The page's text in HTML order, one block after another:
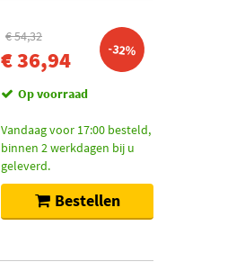
€ 54,32
€ 36,94 -32%
Op voorraad
Vandaag voor 17:00 besteld,
binnen 2 werkdagen bij u
geleverd.
Bestellen